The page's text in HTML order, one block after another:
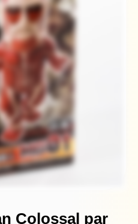
Colossal par